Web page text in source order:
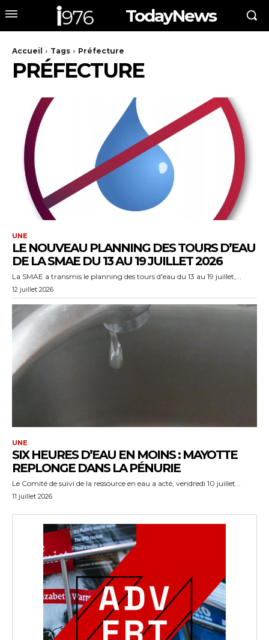
TodayNews
Accueil Tags Préfecture
PRÉFECTURE
UNE
LE NOUVEAU PLANNING DES TOURS D’EAU
DE LA SMAE DU 13 AU 19 JUILLET 2026
La SMAE a transmis le planning des tours d'eau du 13 au 19 juillet,...
12 juillet 2026
UNE
SIX HEURES D’EAU EN MOINS : MAYOTTE
REPLONGE DANS LA PÉNURIE
Le Comité de suivi de la ressource en eau a acté, vendredi 10 juillet...
11 juillet 2026